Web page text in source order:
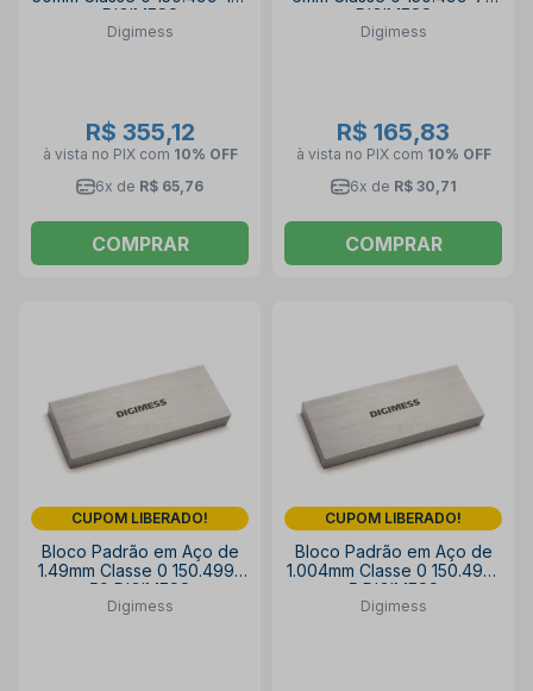
DIGIMESS
Digimess
R$ 355,12
à vista no PIX com 10% OFF
6x de R$ 65,76
COMPRAR
DIGIMESS
Digimess
R$ 165,83
à vista no PIX com 10% OFF
6x de R$ 30,71
COMPRAR
CUPOM LIBERADO!
Bloco Padrão em Aço de
1.49mm Classe 0 150.499-
59 DIGIMESS
Digimess
CUPOM LIBERADO!
Bloco Padrão em Aço de
1.004mm Classe 0 150.499-
5 DIGIMESS
Digimess